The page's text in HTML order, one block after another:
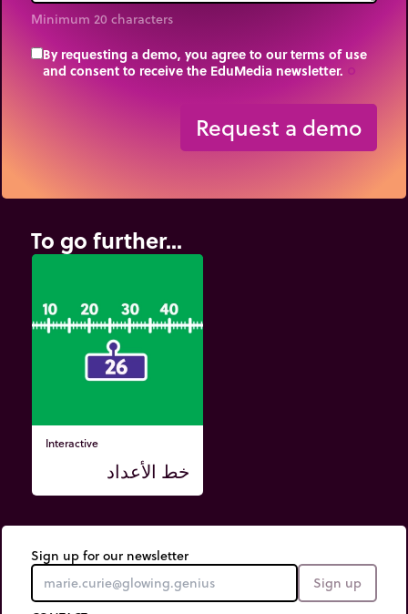
Minimum 20 characters
By requesting a demo, you agree to our terms of use
and consent to receive the EduMedia newsletter.
Request a demo
To go further...
Interactive
خط الأعداد
Sign up for our newsletter
Sign up